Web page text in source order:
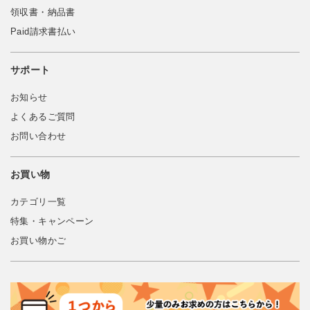
領収書・納品書
Paid請求書払い
サポート
お知らせ
よくあるご質問
お問い合わせ
お買い物
カテゴリ一覧
特集・キャンペーン
お買い物かご